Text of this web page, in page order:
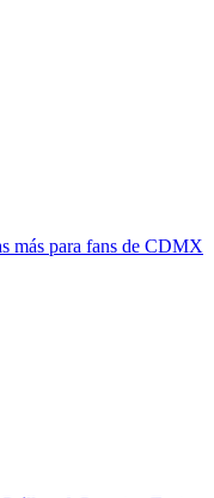
más para fans de CDMX